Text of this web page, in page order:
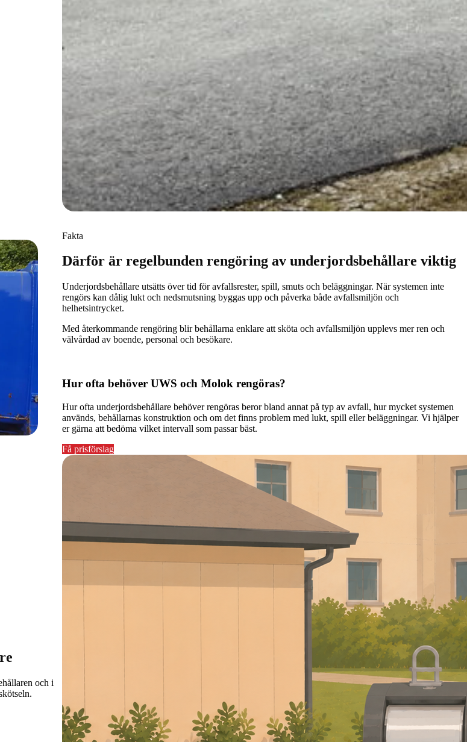
Fakta
Därför är regelbunden rengöring av underjordsbehållare viktig
Underjordsbehållare utsätts över tid för avfallsrester, spill, smuts och beläggningar. När systemen inte
rengörs kan dålig lukt och nedsmutsning byggas upp och påverka både avfallsmiljön och
helhetsintrycket.
Med återkommande rengöring blir behållarna enklare att sköta och avfallsmiljön upplevs mer ren och
välvårdad av boende, personal och besökare.
Hur ofta behöver UWS och Molok rengöras?
Hur ofta underjordsbehållare behöver rengöras beror bland annat på typ av avfall, hur mycket systemen
används, behållarnas konstruktion och om det finns problem med lukt, spill eller beläggningar. Vi hjälper
er gärna att bedöma vilket intervall som passar bäst.
Få prisförslag
och i